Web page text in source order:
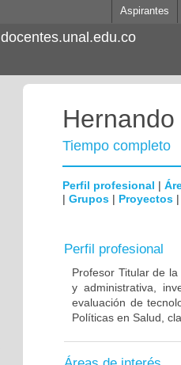
Aspirantes
docentes.unal.edu.co
Tiempo completo
Perfil profesional |
| Grupos | Proyectos
Perfil profesional
Profesor Titular de
y administrativa,
evaluación de
Políticas en Salud,